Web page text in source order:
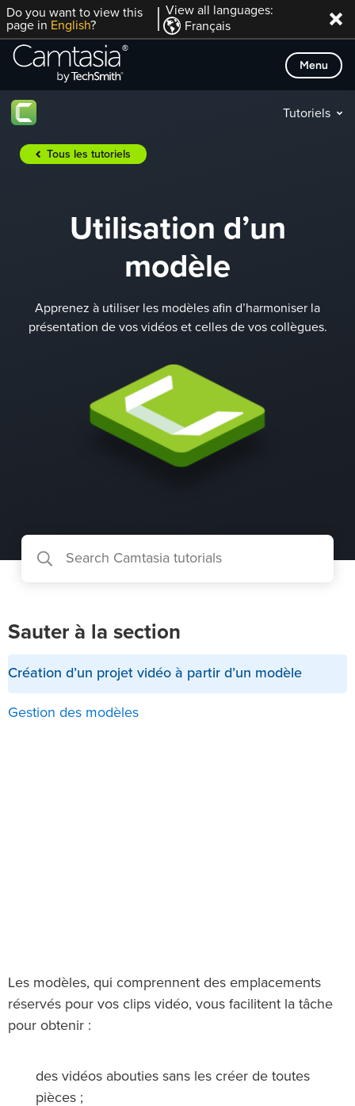
Passer
directement
contenu
Do you want to view this
page in English?
View all languages:
Français
Menu
Tutoriels
Tous les tutoriels
Utilisation d’un
modèle
Apprenez à utiliser les modèles afin d’harmoniser la
présentation de vos vidéos et celles de vos collègues.
Les modèles, qui comprennent des emplacements
réservés pour vos clips vidéo, vous facilitent la tâche
pour obtenir :
des vidéos abouties sans les créer de toutes
pièces ;
Sauter à la section
Création d’un projet vidéo à partir d’un modèle
Gestion des modèles